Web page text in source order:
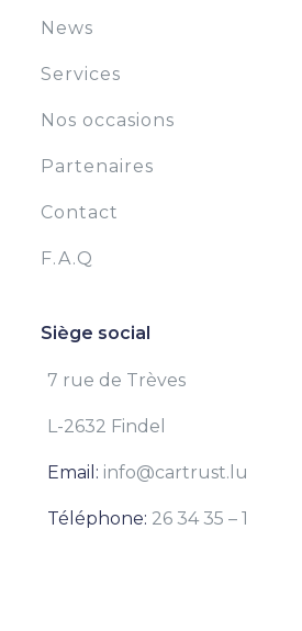
News
Services
Nos occasions
Partenaires
Contact
F.A.Q
Siège social
7 rue de Trèves
L-2632 Findel
Email: info@cartrust.lu
Téléphone: 26 34 35 – 1